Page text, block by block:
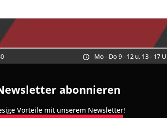
Mo - Do 9 - 12 u. 13 - 17
abonnieren
Vorteile mit unserem Newsletter!